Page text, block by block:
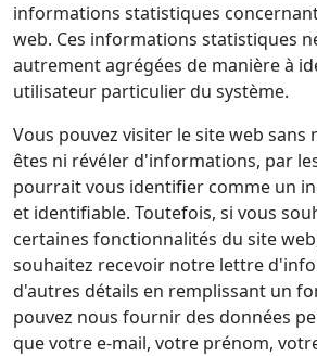
informations statistiques
web. Ces informations statistiques
autrement agrégées de manière à
utilisateur particulier du système.
Vous pouvez visiter le site web sans
êtes ni révéler d'informations, par
pourrait vous identifier comme un
et identifiable. Toutefois, si vous
certaines fonctionnalités du site
souhaitez recevoir notre lettre
d'autres détails en remplissant un
pouvez nous fournir des données
que votre e-mail, votre prénom,